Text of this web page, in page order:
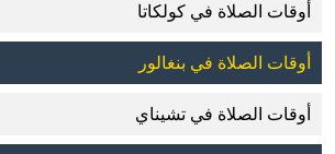
أوقات الصلاة في كولكاتا
أوقات الصلاة في بنغالور
أوقات الصلاة في تشيناي